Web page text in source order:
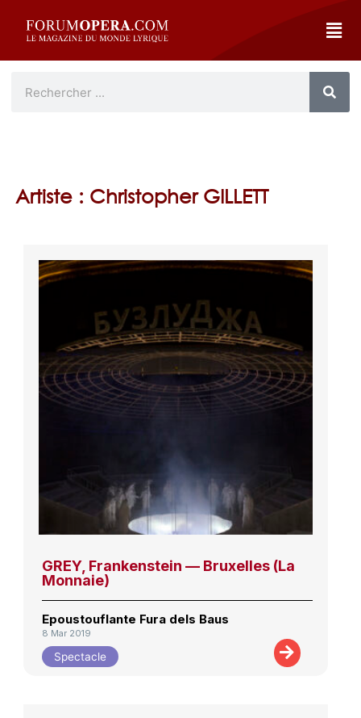
Artiste : Christopher GILLETT
GREY, Frankenstein — Bruxelles (La
Monnaie)
Epoustouflante Fura dels Baus
8 Mar 2019
Spectacle